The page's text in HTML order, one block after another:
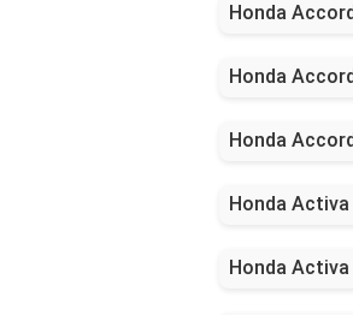
Honda
Honda
Honda
Honda Activa
Honda